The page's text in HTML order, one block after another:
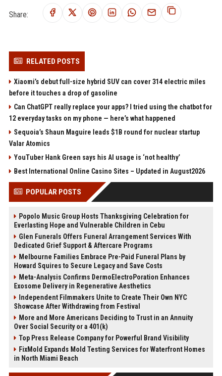
Share:
RELATED POSTS
Xiaomi’s debut full-size hybrid SUV can cover 314 electric miles
before it touches a drop of gasoline
Can ChatGPT really replace your apps? I tried using the chatbot for
12 everyday tasks on my phone — here’s what happened
Sequoia’s Shaun Maguire leads $1B round for nuclear startup
Valar Atomics
YouTuber Hank Green says his AI usage is ‘not healthy’
Best International Online Casino Sites – Updated in August2026
POPULAR POSTS
Popolo Music Group Hosts Thanksgiving Celebration for
Everlasting Hope and Vulnerable Children in Cebu
Glen Funerals Offers Funeral Arrangement Services With
Dedicated Grief Support & Aftercare Programs
Melbourne Families Embrace Pre-Paid Funeral Plans by
Howard Squires to Secure Legacy and Save Costs
Meta-Analysis Confirms DermoElectroPoration Enhances
Exosome Delivery in Regenerative Aesthetics
Independent Filmmakers Unite to Create Their Own NYC
Showcase After Withdrawing from Festival
More and More Americans Deciding to Trust in an Annuity
Over Social Security or a 401(k)
Top Press Release Company for Powerful Brand Visibility
FixMold Expands Mold Testing Services for Waterfront Homes
in North Miami Beach